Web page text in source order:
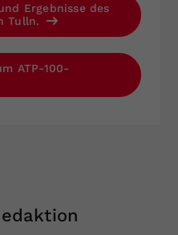
Ergebnisse des
Tulln.
ATP-100-